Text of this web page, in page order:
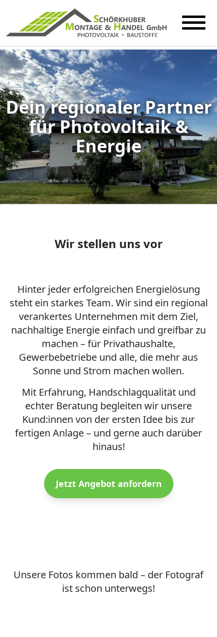
Dein regionaler Partner
für Photovoltaik &
Energie
Wir stellen uns vor
Hinter jeder erfolgreichen Energielösung
steht ein starkes Team. Wir sind ein regional
verankertes Unternehmen mit dem Ziel,
nachhaltige Energie einfach und greifbar zu
machen – für Privathaushalte,
Gewerbebetriebe und alle, die mehr aus
Sonne und Strom machen wollen.
Mit Erfahrung, Handschlagqualität und
echter Beratung begleiten wir unsere
Kund:innen von der ersten Idee bis zur
fertigen Anlage – und gerne auch darüber
hinaus!
Jetzt Angebot anfordern
Unsere Fotos kommen bald – der Fotograf
ist schon unterwegs!